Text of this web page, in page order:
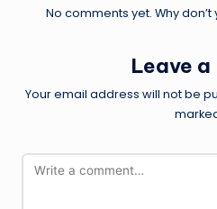
No comments yet. Why
Leave a
Your email address will not be